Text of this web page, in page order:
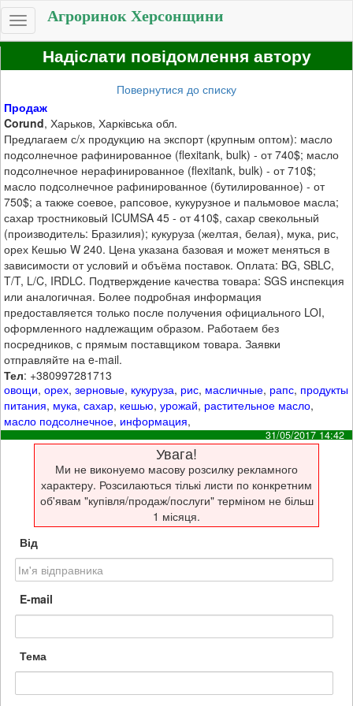
Toggle
navigation
Агроринок Херсонщини
Надіслати повідомлення автору
Повернутися до списку
Продаж
Corund, Харьков, Харківська обл.
Предлагаем с/х продукцию на экспорт (крупным оптом): масло
подсолнечное рафинированное (flexitank, bulk) - от 740$; масло
подсолнечное нерафинированное (flexitank, bulk) - от 710$;
масло подсолнечное рафинированное (бутилированное) - от
750$; а также соевое, рапсовое, кукурузное и пальмовое масла;
сахар тростниковый ICUMSA 45 - от 410$, сахар свекольный
(производитель: Бразилия); кукуруза (желтая, белая), мука, рис,
орех Кешью W 240. Цена указана базовая и может меняться в
зависимости от условий и объёма поставок. Оплата: BG, SBLC,
T/T, L/C, IRDLC. Подтверждение качества товара: SGS инспекция
или аналогичная. Более подробная информация
предоставляется только после получения официального LOI,
оформленного надлежащим образом. Работаем без
посредников, с прямым поставщиком товара. Заявки
отправляйте на e-mail.
Тел: +380997281713
овощи,орех,зерновые, кукуруза, рис, масличные, рапс, продукты
питания, мука,сахар, кешью,урожай, растительное масло,
масло подсолнечное, информация,
31/05/2017 14:42
Увага!
Ми не виконуемо масову розсилку рекламного
характеру. Розсилаються тількі листи по конкретним
об'явам "купівля/продаж/послуги" терміном не більш
1 місяця.
Від
E-mail
Тема